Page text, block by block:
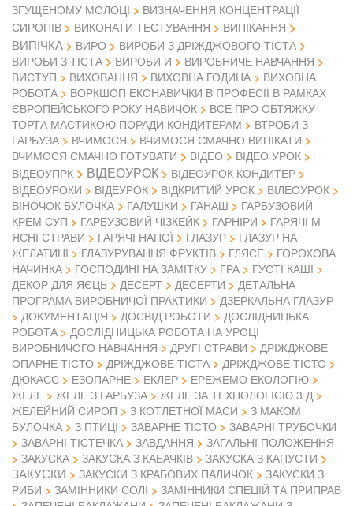
ЗГУЩЕНОМУ МОЛОЦІ
ВИЗНАЧЕННЯ КОНЦЕНТРАЦІЇ
СИРОПІВ
ВИКОНАТИ ТЕСТУВАННЯ ВИПІКАННЯ
ВИПІЧКА ВИРО
ВИРОБИ З ДРІЖДЖОВОГО ТІСТА
ВИРОБИ З ТІСТА
ВИРОБИ И
ВИРОБНИЧЕ НАВЧАННЯ
ВИСТУП
ВИХОВАННЯ ВИХОВНА ГОДИНА
ВИХОВНА
РОБОТА
ВОРКШОП ЕКОНАВИЧКИ В ПРОФЕСІЇ В РАМКАХ
ЄВРОПЕЙСЬКОГО РОКУ НАВИЧОК
ВСЕ ПРО ОБТЯЖКУ
ТОРТА МАСТИКОЮ ПОРАДИ КОНДИТЕРАМ
ВТРОБИ З
ГАРБУЗА
ВЧИМОСЯ
ВЧИМОСЯ СМАЧНО ВИПІКАТИ
ВЧИМОСЯ СМАЧНО ГОТУВАТИ
ВІДЕО
ВІДЕО УРОК
ВІДЕОУПРК
ВІДЕОУРОК
ВІДЕОУРОК КОНДИТЕР
ВІДЕОУРОКИ
ВІДЕУРОК ВІДКРИТИЙ УРОК
ВІЛЕОУРОК
ВІНОЧОК БУЛОЧКА
ГАЛУШКИ ГАНАШ
ГАРБУЗОВИЙ
КРЕМ СУП
ГАРБУЗОВИЙ ЧІЗКЕЙК ГАРНІРИ
ГАРЯЧІ М
ЯСНІ СТРАВИ
ГАРЯЧІ НАПОЇ ГЛАЗУР
ГЛАЗУР НА
ЖЕЛАТИНІ
ГЛАЗУРУВАННЯ ФРУКТІВ ГЛЯСЕ
ГОРОХОВА
НАЧИНКА
ГОСПОДИНІ НА ЗАМІТКУ ГРА
ГУСТІ КАШІ
ДЕКОР ДЛЯ ЯЄЦЬ
ДЕСЕРТ ДЕСЕРТИ
ДЕТАЛЬНА
ПРОГРАМА ВИРОБНИЧОЇ ПРАКТИКИ
ДЗЕРКАЛЬНА ГЛАЗУР
ДОКУМЕНТАЦІЯ
ДОСВІД РОБОТИ
ДОСЛІДНИЦЬКА
РОБОТА
ДОСЛІДНИЦЬКА РОБОТА НА УРОЦІ
ВИРОБНИЧОГО НАВЧАННЯ
ДРУГІ СТРАВИ
ДРІЖДЖОВЕ
ОПАРНЕ ТІСТО
ДРІЖДЖОВЕ ТІСТА
ДРІЖДЖОВЕ ТІСТО
ДЮКАСС
ЕЗОПАРНЕ ЕКЛЕР
ЕРЕЖЕМО ЕКОЛОГІЮ
ЖЕЛЕ
ЖЕЛЕ З ГАРБУЗА
ЖЕЛЕ ЗА ТЕХНОЛОГІЄЮ 3 Д
ЖЕЛЕЙНИЙ СИРОП
З КОТЛЕТНОЇ МАСИ
З МАКОМ
БУЛОЧКА
З ПТИЦІ ЗАВАРНЕ ТІСТО
ЗАВАРНІ ТРУБОЧКИ
ЗАВАРНІ ТІСТЕЧКА
ЗАВДАННЯ
ЗАГАЛЬНІ ПОЛОЖЕННЯ
ЗАКУСКА
ЗАКУСКА З КАБАЧКІВ ЗАКУСКА З КАПУСТИ
ЗАКУСКИ ЗАКУСКИ З КРАБОВИХ ПАЛИЧОК
ЗАКУСКИ З
РИБИ
ЗАМІННИКИ СОЛІ
ЗАМІННИКИ СПЕЦІЙ ТА ПРИПРАВ